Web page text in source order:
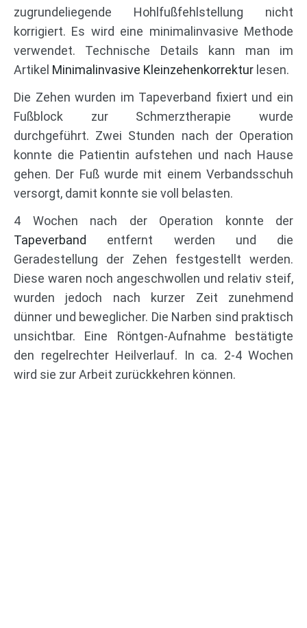
zugrundeliegende Hohlfußfehlstellung nicht
korrigiert. Es wird eine minimalinvasive Methode
verwendet. Technische Details kann man im
Artikel Minimalinvasive Kleinzehenkorrektur lesen.
Die Zehen wurden im Tapeverband fixiert und ein
Fußblock zur Schmerztherapie wurde
durchgeführt. Zwei Stunden nach der Operation
konnte die Patientin aufstehen und nach Hause
gehen. Der Fuß wurde mit einem Verbandsschuh
versorgt, damit konnte sie voll belasten.
4 Wochen nach der Operation konnte der
Tapeverband entfernt werden und die
Geradestellung der Zehen festgestellt werden.
Diese waren noch angeschwollen und relativ steif,
wurden jedoch nach kurzer Zeit zunehmend
dünner und beweglicher. Die Narben sind praktisch
unsichtbar. Eine Röntgen-Aufnahme bestätigte
den regelrechter Heilverlauf. In ca. 2-4 Wochen
wird sie zur Arbeit zurückkehren können.